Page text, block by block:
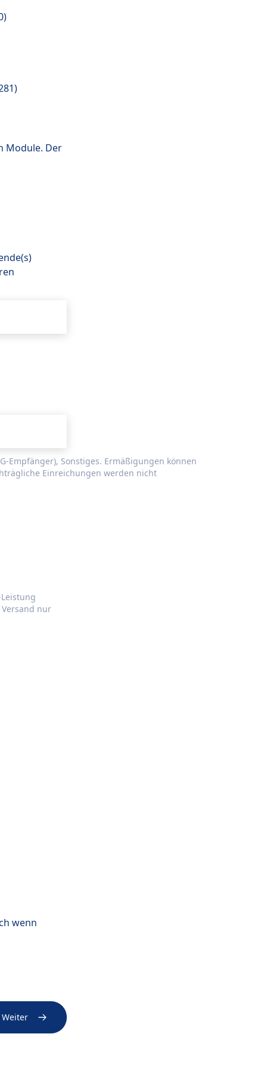
Module. Der
Empfänger), Sonstiges. Ermäßigungen können
Einreichungen werden nicht
nur
wenn
Weiter